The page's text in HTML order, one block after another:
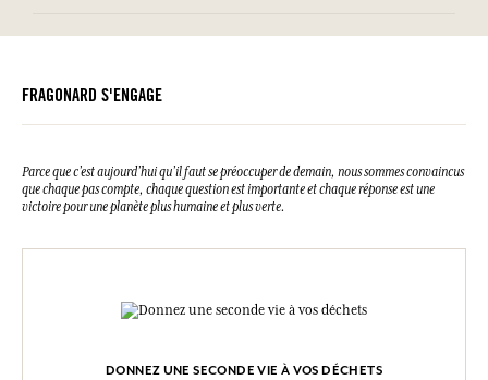
Limonene, Linalool, Citronellol, Hexyl Cinnamal, Coumarin, Alpha
Veuillez consulter les qualités ou caractéristiques environnementales
FRAGONARD S'ENGAGE
Parce que c’est aujourd’hui qu’il faut se préoccuper de demain, nous sommes convaincus
que chaque pas compte, chaque question est importante et chaque réponse est une
victoire pour une planète plus humaine et plus verte.
DONNEZ UNE SECONDE VIE À VOS DÉCHETS